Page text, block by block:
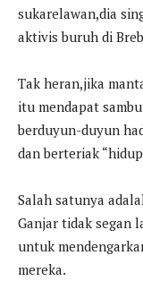
sukarelawan,dia
aktivis buruh di
Tak heran,jika
itu mendapat
berduyun-duyun
dan berteriak
Salah satunya
Ganjar tidak segan
untuk
mereka.